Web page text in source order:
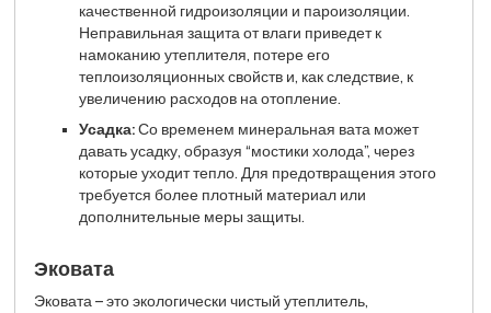
качественной гидроизоляции и пароизоляции.
Неправильная защита от влаги приведет к
намоканию утеплителя, потере его
теплоизоляционных свойств и, как следствие, к
увеличению расходов на отопление.
Усадка:Со временем минеральная вата может
давать усадку, образуя “мостики холода”, через
которые уходит тепло. Для предотвращения этого
требуется более плотный материал или
дополнительные меры защиты.
Эковата
Эковата – это экологически чистый утеплитель,